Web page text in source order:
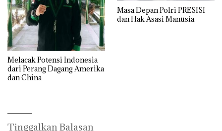
Melacak Potensi Indonesia
dari Perang Dagang Amerika
dan China
Masa Depan Polri PRESISI
dan Hak Asasi Manusia
Tinggalkan Balasan